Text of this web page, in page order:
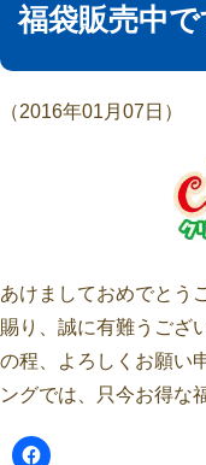
福袋販売中で
（2016年01月07日）
あけましておめでとう
賜り、誠に有難うござ
の程、よろしくお願い
ングでは、只今お得な